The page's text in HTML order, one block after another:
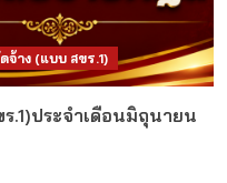
จ้าง (แบบ สขร.1)
.1)ประจำเดือนมิถุนายน